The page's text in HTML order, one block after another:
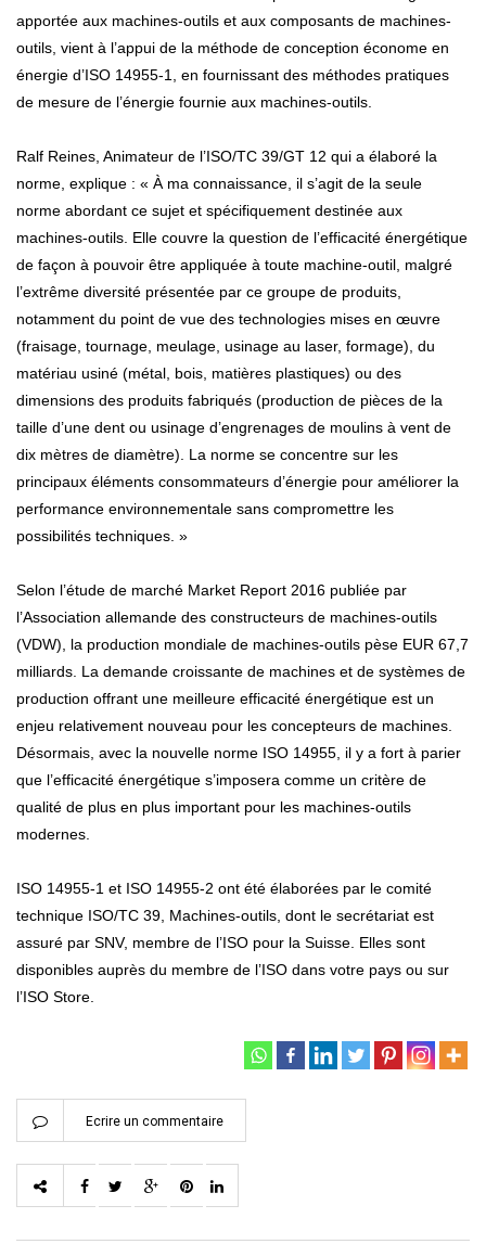
apportée aux machines-outils et aux composants de machines-
outils, vient à l’appui de la méthode de conception économe en
énergie d’ISO 14955-1, en fournissant des méthodes pratiques
de mesure de l’énergie fournie aux machines-outils.
Ralf Reines, Animateur de l’ISO/TC 39/GT 12 qui a élaboré la
norme, explique : « À ma connaissance, il s’agit de la seule
norme abordant ce sujet et spécifiquement destinée aux
machines-outils. Elle couvre la question de l’efficacité énergétique
de façon à pouvoir être appliquée à toute machine-outil, malgré
l’extrême diversité présentée par ce groupe de produits,
notamment du point de vue des technologies mises en œuvre
(fraisage, tournage, meulage, usinage au laser, formage), du
matériau usiné (métal, bois, matières plastiques) ou des
dimensions des produits fabriqués (production de pièces de la
taille d’une dent ou usinage d’engrenages de moulins à vent de
dix mètres de diamètre). La norme se concentre sur les
principaux éléments consommateurs d’énergie pour améliorer la
performance environnementale sans compromettre les
possibilités techniques. »
Selon l’étude de marché Market Report 2016 publiée par
l’Association allemande des constructeurs de machines-outils
(VDW), la production mondiale de machines-outils pèse EUR 67,7
milliards. La demande croissante de machines et de systèmes de
production offrant une meilleure efficacité énergétique est un
enjeu relativement nouveau pour les concepteurs de machines.
Désormais, avec la nouvelle norme ISO 14955, il y a fort à parier
que l’efficacité énergétique s’imposera comme un critère de
qualité de plus en plus important pour les machines-outils
modernes.
ISO 14955-1 et ISO 14955-2 ont été élaborées par le comité
technique ISO/TC 39, Machines-outils, dont le secrétariat est
assuré par SNV, membre de l’ISO pour la Suisse. Elles sont
disponibles auprès du membre de l’ISO dans votre pays ou sur
l’ISO Store.
Ecrire un commentaire